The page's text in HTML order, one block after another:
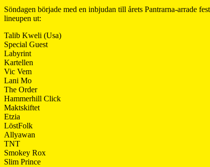
Söndagen började med en inbjudan till årets Pantrarna-arrade
lineupen ut:
Talib Kweli (Usa)
Special Guest
Labyrint
Kartellen
Vic Vem
Lani Mo
The Order
Hammerhill Click
Maktskiftet
Etzia
LöstFolk
Allyawan
TNT
Smokey Rox
Slim Prince